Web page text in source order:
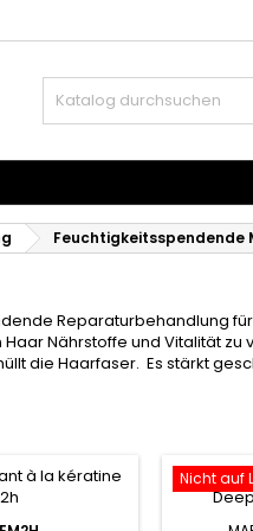
Feuchtigkeitsspendende
Reparaturbehandlung
Nährstoffe und Vitalität
die Haarfaser. Es stärkt
Nicht auf